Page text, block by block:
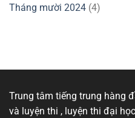
Tháng mười 2024 (4)
Trung tâm tiếng trung hàng
và luyện thi , luyện thi đại